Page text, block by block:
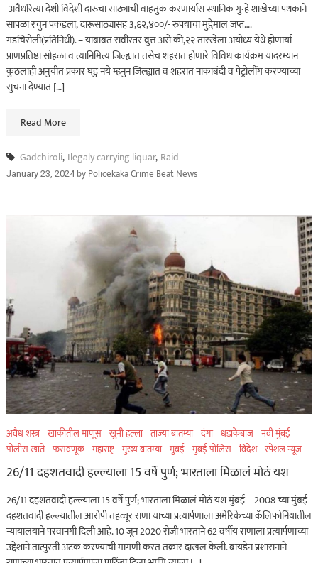
अवैधरित्या देशी विदेशी दारुचा साठ्याची वाहतुक करणार्यास स्थानिक गुन्हे शाखेच्या पथकाने
सापळा रचुन पकडला, दारूसाठ्यासह 3,६२,४००/- रुपयाचा मुद्देमाल जप्त….
गडचिरोली(प्रतिनिधी). – याबाबत सवीस्तर व्रुत्त असे की,२२ तारखेला अयोध्य येथे होणार्या
प्राणप्रतिष्ठा सोहळा व त्यानिमित्य जिल्ह्यात तसेच शहरात होणारे विविध कार्यक्रम यादरम्यान
कुठलाही अनुचीत प्रकार घडु नये म्हनुन जिल्ह्यात व शहरात नाकाबंदी व पेट्रोलींग करण्याच्या
सुचना देण्यात […]
Read More
Gadchiroli, Ilegaly carrying liquar, Raid
January 23, 2024byPolicekaka Crime Beat News
अवैध शस्त्र खाकीतील माणूस खुनी हल्ला ताज्या बातम्या दंगा धडाकेबाज नवी मुंबई
पोलीस खाते फसवणूक महाराष्ट्र मुख्य बातम्या मुंबई मुंबई पोलिस विदेश स्पेशल न्यूज
26/11 दहशतवादी हल्ल्याला 15 वर्षे पुर्ण; भारताला मिळालं मोठं यश
26/11 दहशतवादी हल्ल्याला 15 वर्षे पुर्ण; भारताला मिळालं मोठं यश मुंबई – 2008 च्या मुंबई
दहशतवादी हल्ल्यातील आरोपी तहव्वूर राणा याच्या प्रत्यार्पणाला अमेरिकेच्या कॅलिफोर्नियातील
न्यायालयाने परवानगी दिली आहे. 10 जून 2020 रोजी भारताने 62 वर्षीय राणाला प्रत्यार्पणाच्या
उद्देशाने तात्पुरती अटक करण्याची मागणी करत तक्रार दाखल केली. बायडेन प्रशासनाने